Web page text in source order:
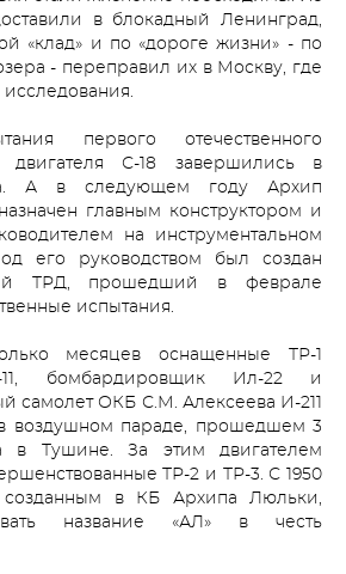
в блокадный Ленинград,
«клад» и по «дороге жизни» - по
- переправил их в Москву, где
первого отечественного
двигателя С-18 завершились в
А в следующем году Архип
главным конструктором и
на инструментальном
его руководством был создан
ТРД, прошедший в феврале
испытания.
месяцев оснащенные ТР-1
11, бомбардировщик Ил-22 и
самолет ОКБ С.М. Алексеева И-211
воздушном параде, прошедшем 3
в Тушине. За этим двигателем
ТР-2 и ТР-3. С 1950
созданным в КБ Архипа Люльки,
название «АЛ» в честь